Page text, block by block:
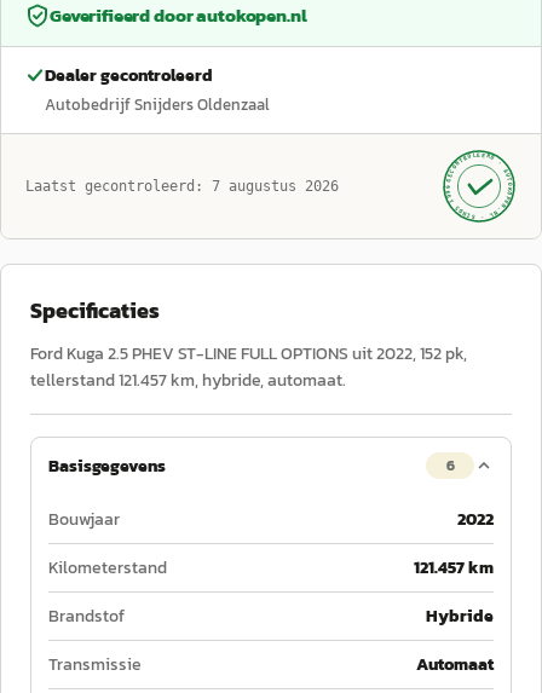
Geverifieerd doorautokopen.nl
Dealer gecontroleerd
Autobedrijf Snijders Oldenzaal
Laatst gecontroleerd: 7 augustus 2026 GECONTROLEERD ·
AUTOKOPEN.NL
· SINDS 1999 ·
Specificaties
Ford Kuga 2.5 PHEV ST-LINE FULL OPTIONS uit 2022, 152 pk,
tellerstand 121.457 km, hybride, automaat.
Basisgegevens 6
Bouwjaar
2022
Kilometerstand
121.457 km
Brandstof
Hybride
Transmissie
Automaat